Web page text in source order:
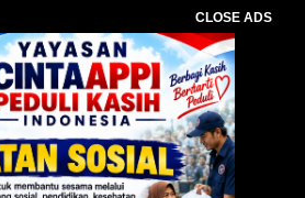
CLOSE ADS